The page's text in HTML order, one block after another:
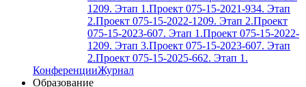
1209. Этап 1.Проект 075-15-2021-934. Этап
2.Проект 075-15-2022-1209. Этап 2.Проект
075-15-2023-607. Этап 1.Проект 075-15-2022-
1209. Этап 3.Проект 075-15-2023-607. Этап
2.Проект 075-15-2025-662. Этап 1.
КонференцииЖурнал
Образование